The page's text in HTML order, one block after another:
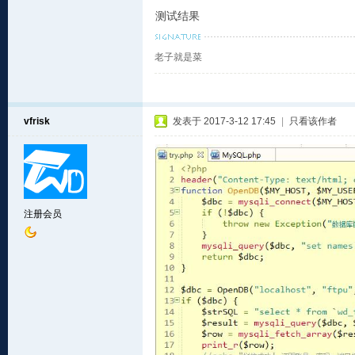
测试结果
老子就是菜
vfrisk
注册会员
发表于 2017-3-12 17:45 只看该作者